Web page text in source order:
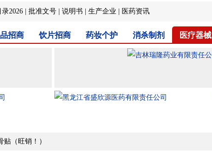
2026 批准文号 说明书 生产企业 医药资讯
招商 饮片招商 药妆个护 消杀制剂 医疗器械
贴（旺销！）